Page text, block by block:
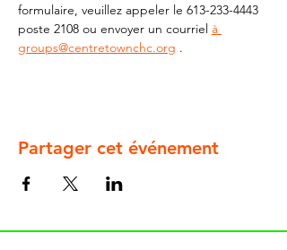
formulaire, veuillez appeler le 613-233-4443
poste 2108 ou envoyer un courriel à
groups@centretownchc.org .
Partager cet événement